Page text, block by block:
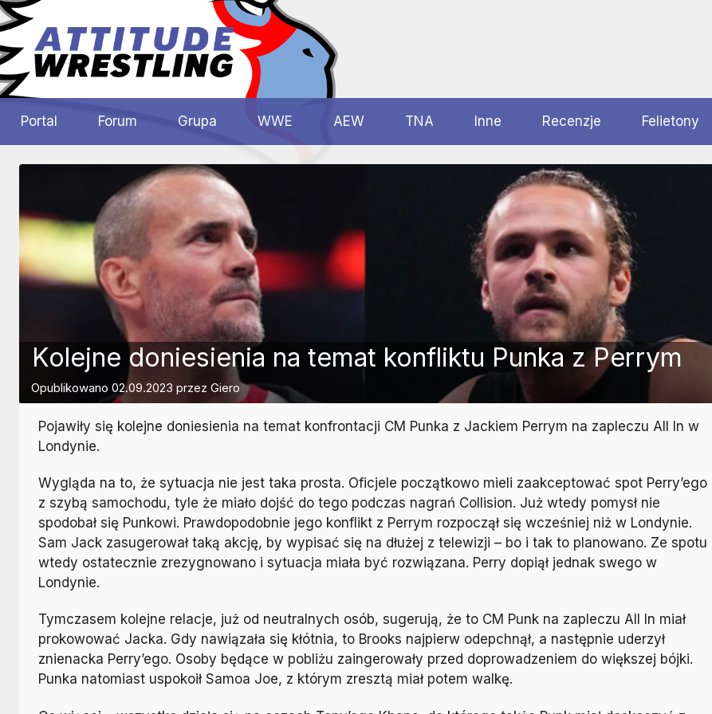
Przejdź
do
treści
Wrestling
Polska
Wrestlingu
Portal Forum Grupa WWE AEW TNA Inne Recenzje Felietony
Kolejne doniesienia na temat konfliktu Punka z Perrym
Opublikowano 02.09.2023 przez Giero
Pojawiły się kolejne doniesienia na temat konfrontacji CM Punka z Jackiem Perrym na zapleczu All In w
Londynie.
Wygląda na to, że sytuacja nie jest taka prosta. Oficjele początkowo mieli zaakceptować spot Perry’ego
z szybą samochodu, tyle że miało dojść do tego podczas nagrań Collision. Już wtedy pomysł nie
spodobał się Punkowi. Prawdopodobnie jego konflikt z Perrym rozpoczął się wcześniej niż w Londynie.
Sam Jack zasugerował taką akcję, by wypisać się na dłużej z telewizji – bo i tak to planowano. Ze spotu
wtedy ostatecznie zrezygnowano i sytuacja miała być rozwiązana. Perry dopiął jednak swego w
Londynie.
Tymczasem kolejne relacje, już od neutralnych osób, sugerują, że to CM Punk na zapleczu All In miał
prokowować Jacka. Gdy nawiązała się kłótnia, to Brooks najpierw odepchnął, a następnie uderzył
znienacka Perry’ego. Osoby będące w pobliżu zaingerowały przed doprowadzeniem do większej bójki.
Punka natomiast uspokoił Samoa Joe, z którym zresztą miał potem walkę.